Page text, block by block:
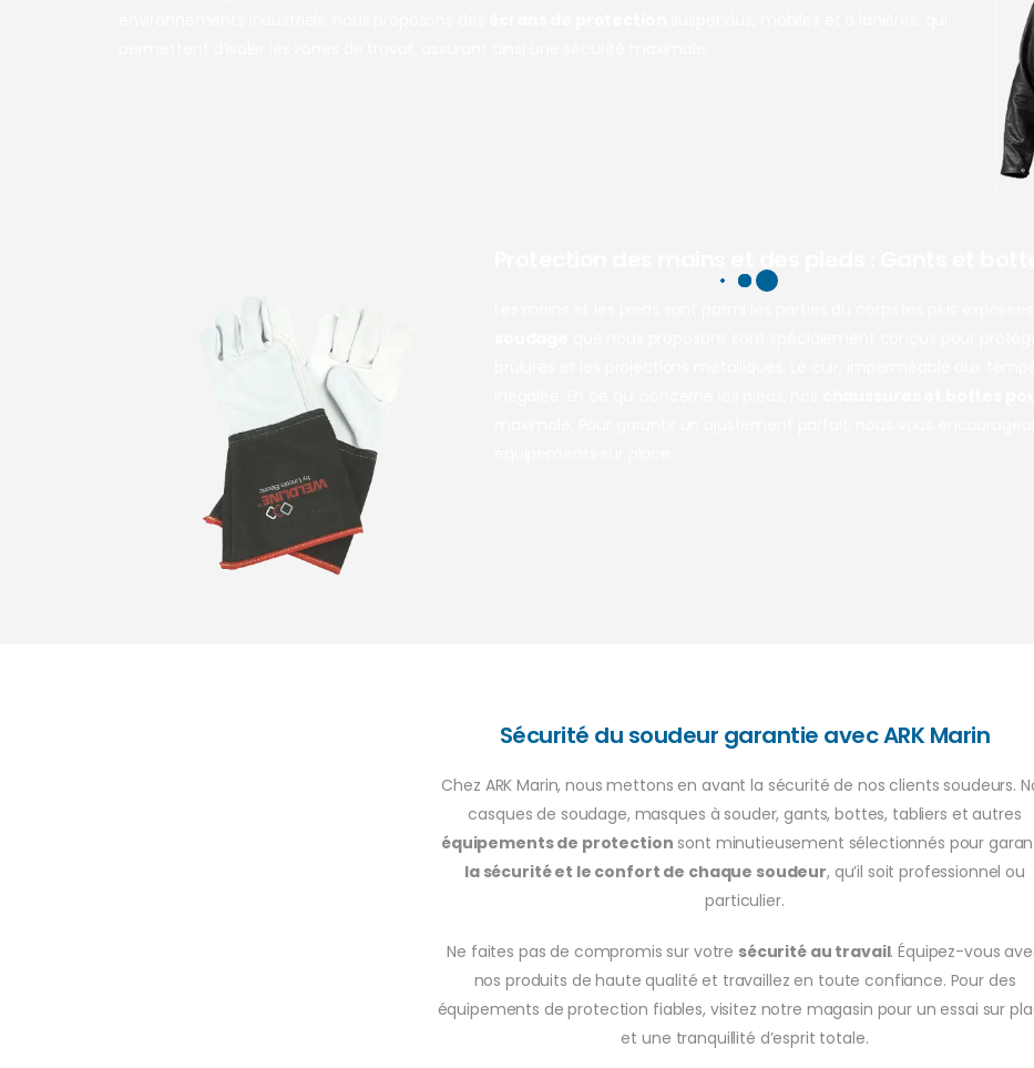
Sécurité du soudeur garantie avec ARK Marin
Chez ARK Marin, nous mettons en avant la sécurité de nos clients soudeurs.
casques de soudage, masques à souder, gants, bottes, tabliers et autres
équipements de protection sont minutieusement sélectionnés pour
la sécurité et le confort de chaque soudeur, qu’il soit professionnel ou
particulier.
Ne faites pas de compromis sur votre sécurité au travail. Équipez-vous
nos produits de haute qualité et travaillez en toute confiance. Pour des
équipements de protection fiables, visitez notre magasin pour un essai sur
et une tranquillité d’esprit totale.